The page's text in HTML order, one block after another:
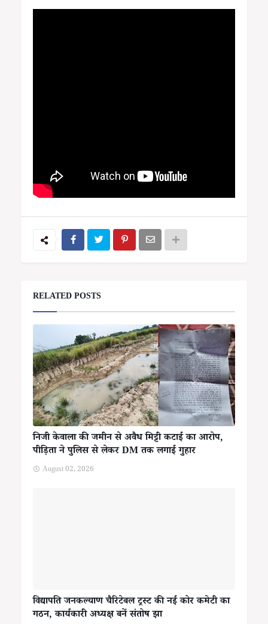
RELATED POSTS
निजी केवाला की जमीन से अवैध मिट्टी कटाई का आरोप,
पीड़िता ने पुलिस से लेकर DM तक लगाई गुहार
August 02, 2026
विद्यापति जनकल्याण चैरिटेबल ट्रस्ट की नई कोर कमेटी का
गठन, कार्यकारी अध्यक्ष बनें संतोष झा